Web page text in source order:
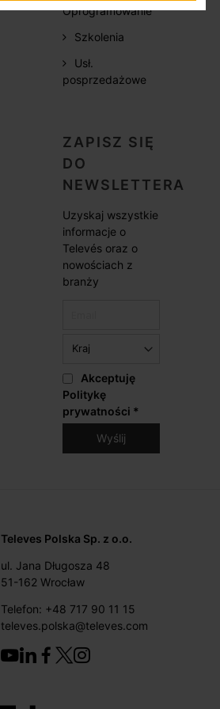
Oprogramowanie
Szkolenia
Usł.
posprzedażowe
ZAPISZ SIĘ
DO
NEWSLETTERA
Uzyskaj wszystkie
informacje o
Televés oraz o
nowościach z
branży
Akceptuję
Politykę
prywatności *
Televes Polska Sp. z o.o.
ul. Jana Długosza 48
51-162 Wrocław
Telefon: +48 717 90 11 15
televes.polska@televes.com